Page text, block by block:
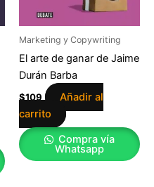
Marketing y Copywriting
El arte de ganar de Jaime
Durán Barba
$109
Añadir al
carrito
Compra vía
Whatsapp